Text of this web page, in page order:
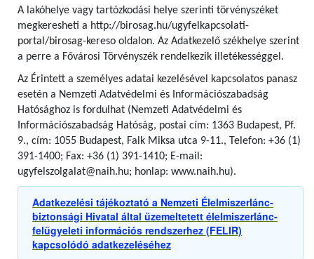
A lakóhelye vagy tartózkodási helye szerinti törvényszéket
megkeresheti a http://birosag.hu/ugyfelkapcsolati-
portal/birosag-kereso oldalon. Az Adatkezelő székhelye szerint
a perre a Fővárosi Törvényszék rendelkezik illetékességgel.
Az Érintett a személyes adatai kezelésével kapcsolatos panasz
esetén a Nemzeti Adatvédelmi és Információszabadság
Hatósághoz is fordulhat (Nemzeti Adatvédelmi és
Információszabadság Hatóság, postai cím: 1363 Budapest, Pf.
9., cím: 1055 Budapest, Falk Miksa utca 9-11., Telefon: +36 (1)
391-1400; Fax: +36 (1) 391-1410; E-mail:
ugyfelszolgalat@naih.hu; honlap: www.naih.hu).
Adatkezelési tájékoztató a Nemzeti Élelmiszerlánc-
biztonsági Hivatal által üzemeltetett élelmiszerlánc-
felügyeleti információs rendszerhez (FELIR)
kapcsolódó adatkezeléséhez